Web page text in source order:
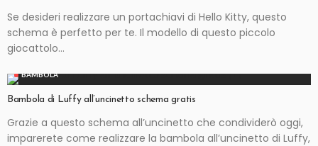
Se desideri realizzare un portachiavi di Hello Kitty, questo
schema è perfetto per te. Il modello di questo piccolo
giocattolo...
BAMBOLA
Bambola di Luffy all’uncinetto schema gratis
Grazie a questo schema all’uncinetto che condividerò oggi,
imparerete come realizzare la bambola all’uncinetto di Luffy,